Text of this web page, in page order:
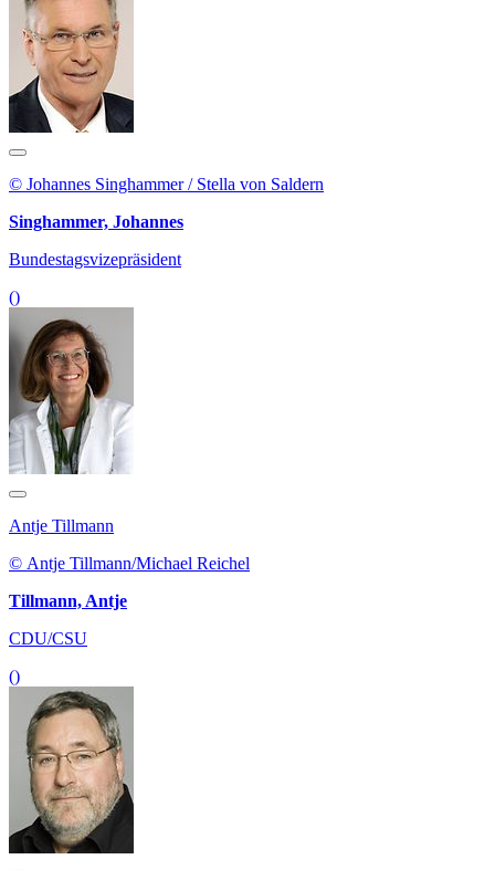
© Johannes Singhammer / Stella von Saldern
Singhammer, Johannes
Bundestagsvizepräsident
()
Antje Tillmann
© Antje Tillmann/Michael Reichel
Tillmann, Antje
CDU/CSU
()